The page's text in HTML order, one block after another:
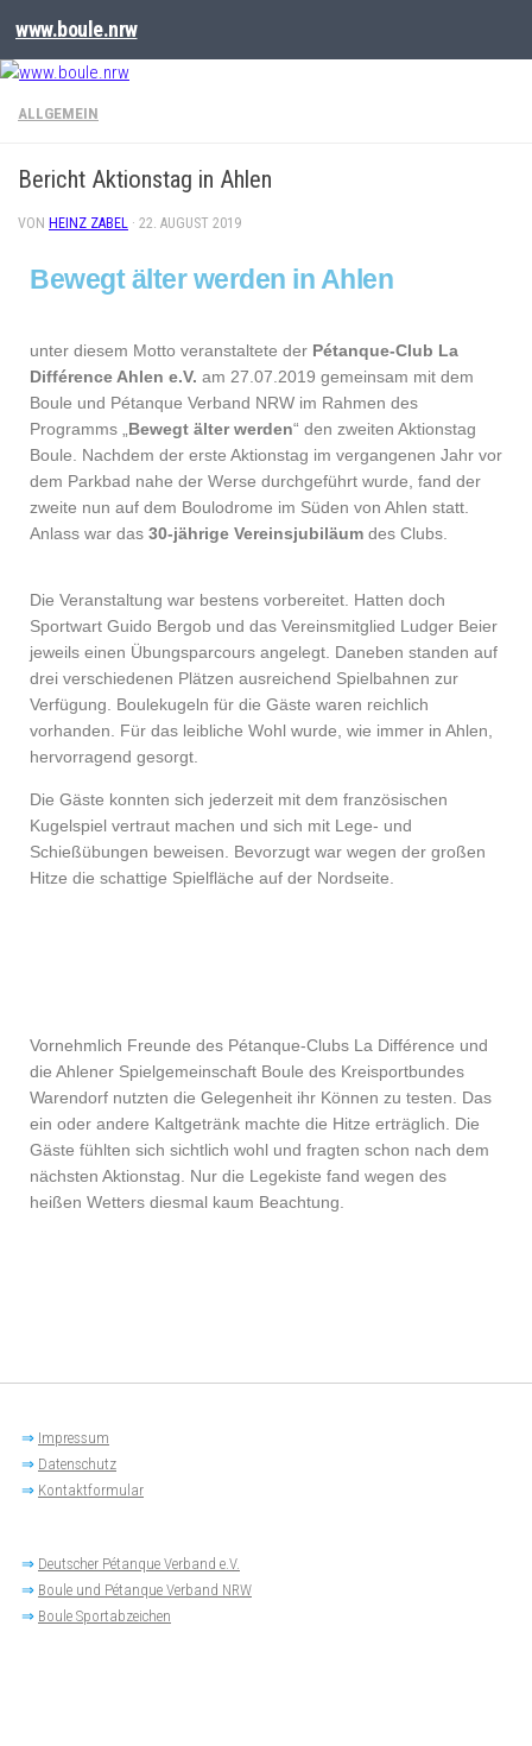
www.boule.nrw
ALLGEMEIN
Bericht Aktionstag in Ahlen
VON HEINZ ZABEL · 22. AUGUST 2019
Bewegt älter werden in Ahlen
unter diesem Motto veranstaltete der Pétanque-Club La
Différence Ahlen e.V. am 27.07.2019 gemeinsam mit dem
Boule und Pétanque Verband NRW im Rahmen des
Programms „Bewegt älter werden“ den zweiten Aktionstag
Boule. Nachdem der erste Aktionstag im vergangenen Jahr vor
dem Parkbad nahe der Werse durchgeführt wurde, fand der
zweite nun auf dem Boulodrome im Süden von Ahlen statt.
Anlass war das 30-jährige Vereinsjubiläum des Clubs.
Die Veranstaltung war bestens vorbereitet. Hatten doch
Sportwart Guido Bergob und das Vereinsmitglied Ludger Beier
jeweils einen Übungsparcours angelegt. Daneben standen auf
drei verschiedenen Plätzen ausreichend Spielbahnen zur
Verfügung. Boulekugeln für die Gäste waren reichlich
vorhanden. Für das leibliche Wohl wurde, wie immer in Ahlen,
hervorragend gesorgt.
Die Gäste konnten sich jederzeit mit dem französischen
Kugelspiel vertraut machen und sich mit Lege- und
Schießübungen beweisen. Bevorzugt war wegen der großen
Hitze die schattige Spielfläche auf der Nordseite.
Vornehmlich Freunde des Pétanque-Clubs La Différence und
die Ahlener Spielgemeinschaft Boule des Kreisportbundes
Warendorf nutzten die Gelegenheit ihr Können zu testen. Das
ein oder andere Kaltgetränk machte die Hitze erträglich. Die
Gäste fühlten sich sichtlich wohl und fragten schon nach dem
nächsten Aktionstag. Nur die Legekiste fand wegen des
heißen Wetters diesmal kaum Beachtung.
⇒ Impressum
⇒ Datenschutz
⇒ Kontaktformular
⇒ Deutscher Pétanque Verband e.V.
⇒ Boule und Pétanque Verband NRW
⇒ Boule Sportabzeichen